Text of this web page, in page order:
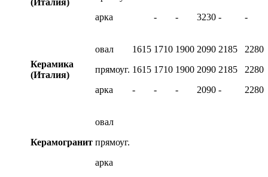
арка
-
-
3230 -
-
Керамика
(Италия)
овал
прямоуг.
арка
1615
1615
-
1710
1710
-
1900
1900
-
2090
2090
2090
2185
2185
-
2280
2280
2280
Керамогранит
овал
прямоуг.
арка